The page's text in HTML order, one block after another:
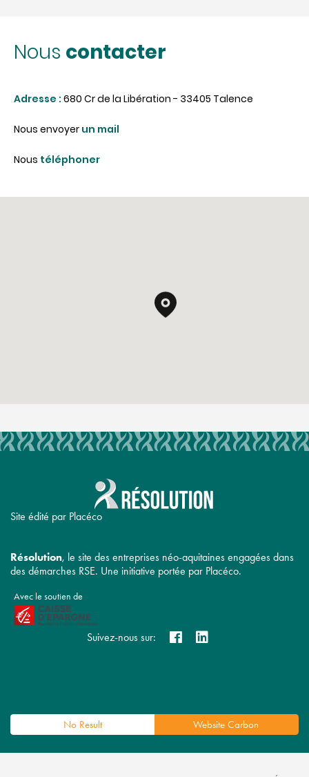
Nous contacter
Adresse :680 Cr de la Libération - 33405 Talence
Nous envoyerun mail
Nous téléphoner
Site édité par Placéco
Résolution, le site des entreprises néo-aquitaines engagées dans
des démarches RSE. Une initiative portée par Placéco.
Avec le soutien de
Suivez-nous sur:
No Result Website Carbon